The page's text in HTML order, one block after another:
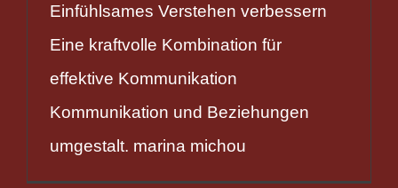
Einfühlsames Verstehen verbessern
Eine kraftvolle Kombination für
effektive Kommunikation
Kommunikation und Beziehungen
umgestalt. marina michou